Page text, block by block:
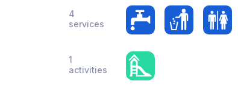
4
services
1
activities